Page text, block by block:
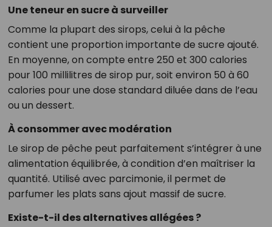
Une teneur en sucre à surveiller
Comme la plupart des sirops, celui à la pêche
contient une proportion importante de sucre ajouté.
En moyenne, on compte entre 250 et 300 calories
pour 100 millilitres de sirop pur, soit environ 50 à 60
calories pour une dose standard diluée dans de l’eau
ou un dessert.
À consommer avec modération
Le sirop de pêche peut parfaitement s’intégrer à une
alimentation équilibrée, à condition d’en maîtriser la
quantité. Utilisé avec parcimonie, il permet de
parfumer les plats sans ajout massif de sucre.
Existe-t-il des alternatives allégées ?